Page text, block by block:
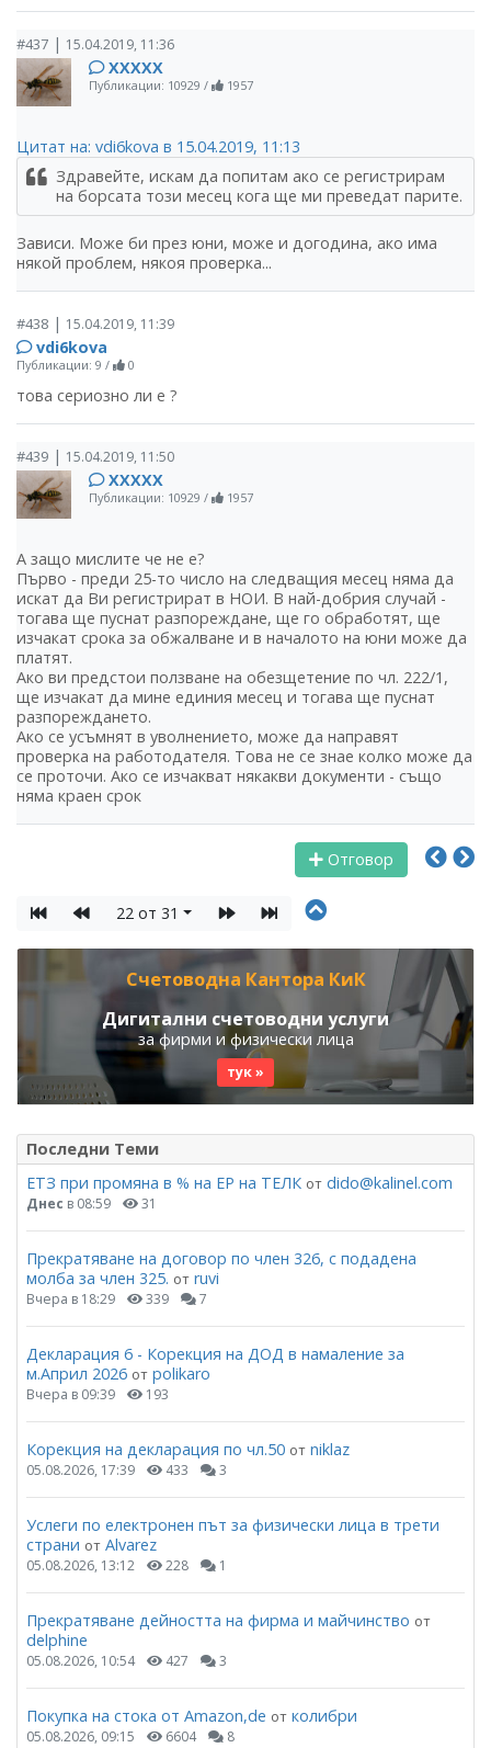
#437 | 15.04.2019, 11:36
ХХХХХ
Публикации: 10929 / 1957
Цитат на: vdi6kova в 15.04.2019, 11:13
Здравейте, искам да попитам ако се регистрирам
на борсата този месец кога ще ми преведат парите.
Зависи. Може би през юни, може и догодина, ако има
някой проблем, някоя проверка...
#438 | 15.04.2019, 11:39
vdi6kova
Публикации: 9 / 0
това сериозно ли е ?
#439 | 15.04.2019, 11:50
ХХХХХ
Публикации: 10929 / 1957
А защо мислите че не е?
Първо - преди 25-то число на следващия месец няма да
искат да Ви регистрират в НОИ. В най-добрия случай -
тогава ще пуснат разпореждане, ще го обработят, ще
изчакат срока за обжалване и в началото на юни може да
платят.
Ако ви предстои ползване на обезщетение по чл. 222/1,
ще изчакат да мине единия месец и тогава ще пуснат
разпореждането.
Ако се усъмнят в уволнението, може да направят
проверка на работодателя. Това не се знае колко може да
се проточи. Ако се изчакват някакви документи - също
няма краен срок
Отговор
22 от 31
Счетоводна Кантора КиК
Дигитални счетоводни услуги
за фирми и физически лица
тук »
Последни Теми
ЕТЗ при промяна в % на ЕР на ТЕЛК от dido@kalinel.com
Днес в 08:59 31
Прекратяване на договор по член 326, с подадена
молба за член 325. от ruvi
Вчера в 18:29 339 7
Декларация 6 - Корекция на ДОД в намаление за
м.Април 2026 от polikaro
Вчера в 09:39 193
Корекция на декларация по чл.50 от niklaz
05.08.2026, 17:39 433 3
Услеги по електронен път за физически лица в трети
страни от Alvarez
05.08.2026, 13:12 228 1
Прекратяване дейността на фирма и майчинство от
delphine
05.08.2026, 10:54 427 3
Покупка на стока от Amazon,de от колибри
05.08.2026, 09:15 6604 8